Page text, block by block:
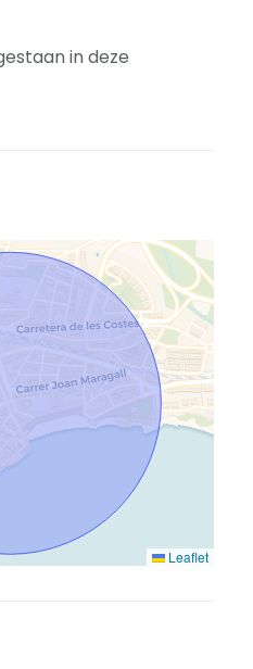
in deze
Leaflet